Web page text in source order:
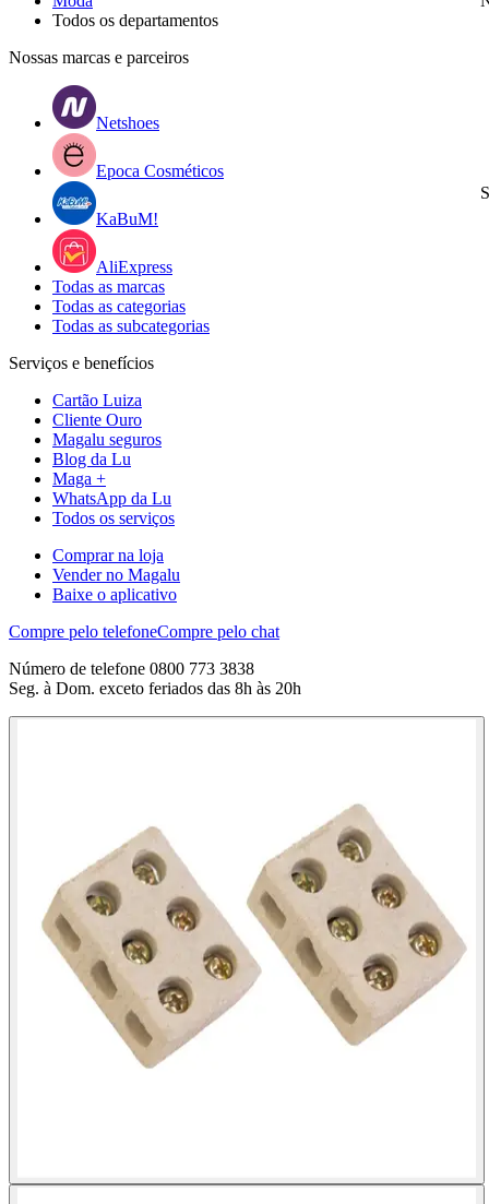
Todos os departamentos
Nossas marcas e parceiros
Netshoes
Epoca Cosméticos
KaBuM!
AliExpress
Todas as marcas
Todas as categorias
Todas as subcategorias
Serviços e benefícios
Cartão Luiza
Cliente Ouro
Magalu seguros
Blog da Lu
Maga +
WhatsApp da Lu
Todos os serviços
Comprar na loja
Vender no Magalu
Baixe o aplicativo
Compre pelo telefoneCompre pelo chat
Número de telefone 0800 773 3838
Seg. à Dom. exceto feriados das 8h às 20h